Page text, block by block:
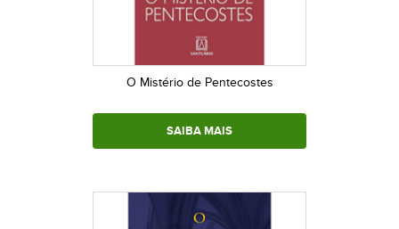
O Mistério de Pentecostes
SAIBA MAIS